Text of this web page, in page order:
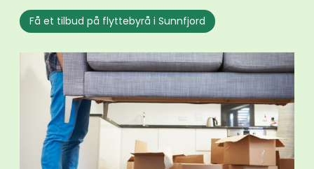
Få et tilbud på flyttebyrå i Sunnfjord